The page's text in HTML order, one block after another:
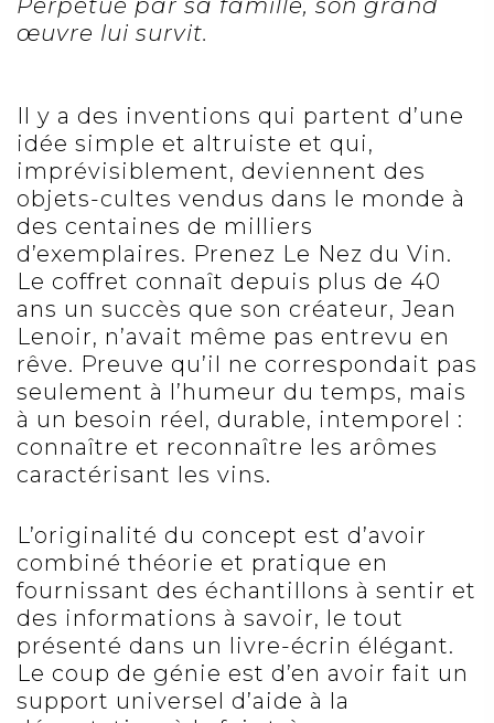
Perpétué par sa famille, son grand
œuvre lui survit.
Il y a des inventions qui partent d’une
idée simple et altruiste et qui,
imprévisiblement, deviennent des
objets-cultes vendus dans le monde à
des centaines de milliers
d’exemplaires. Prenez Le Nez du Vin.
Le coffret connaît depuis plus de 40
ans un succès que son créateur, Jean
Lenoir, n’avait même pas entrevu en
rêve. Preuve qu’il ne correspondait pas
seulement à l’humeur du temps, mais
à un besoin réel, durable, intemporel :
connaître et reconnaître les arômes
caractérisant les vins.
L’originalité du concept est d’avoir
combiné théorie et pratique en
fournissant des échantillons à sentir et
des informations à savoir, le tout
présenté dans un livre-écrin élégant.
Le coup de génie est d’en avoir fait un
support universel d’aide à la